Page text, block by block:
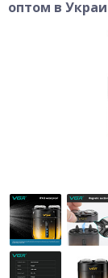
оптом в